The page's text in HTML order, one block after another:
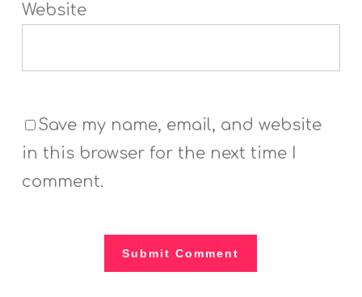
Website
Save my name, email, and website
in this browser for the next time I
comment.